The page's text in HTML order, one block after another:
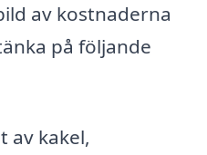
av kostnaderna
på följande
av kakel,